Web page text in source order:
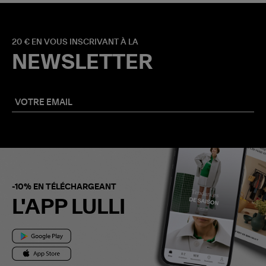
20 € EN VOUS INSCRIVANT À LA
NEWSLETTER
-10% EN TÉLÉCHARGEANT
L'APP LULLI